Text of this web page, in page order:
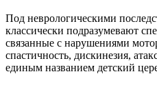
Под неврологическими
классически подразумевают
связанные с нарушениями
спастичность, дискинезия,
единым названием детский